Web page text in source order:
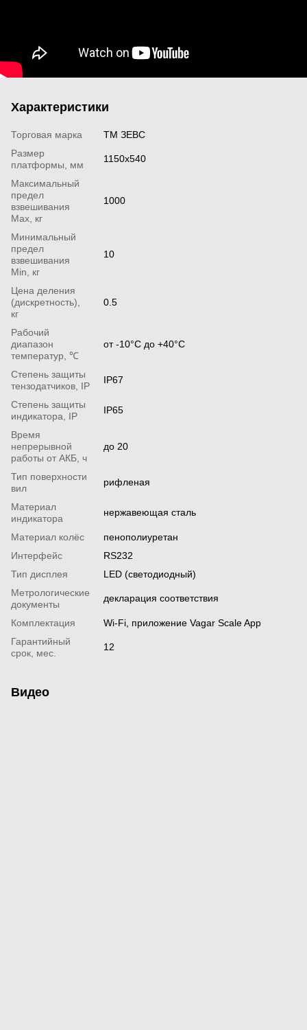
Характеристики
Торговая марка
ТМ ЗЕВС
Размер
платформы, мм
1150х540
Максимальный
предел
взвешивания
Мах, кг
1000
Минимальный
предел
взвешивания
Min, кг
10
Цена деления
(дискретность),
кг
0.5
Рабочий
диапазон
температур, ℃
от -10°С до +40°С
Степень защиты
тензодатчиков, IP
IP67
Степень защиты
индикатора, IP
IP65
Время
непрерывной
работы от АКБ, ч
до 20
Тип поверхности
вил
рифленая
Материал
индикатора
нержавеющая сталь
Материал колёс
пенополиуретан
Интерфейс
RS232
Тип дисплея
LED (светодиодный)
Метрологические
документы
декларация соответствия
Комплектация
Wi-Fi, приложение Vagar Scale App
Гарантийный
срок, мес.
12
Видео